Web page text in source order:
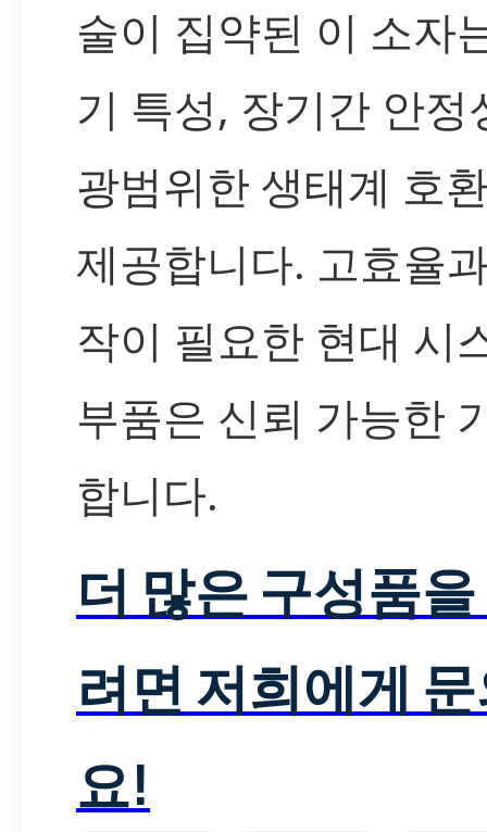
술이 집약된 이 소자
기 특성, 장기간 안정
광범위한 생태계 호
제공합니다. 고효율
작이 필요한 현대 시
부품은 신뢰 가능한
합니다.
더 많은 구성품
려면 저희에게
요!